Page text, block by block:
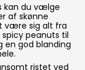
kan du vælge
af skønne
være sig alt fra
peanuts til
en god blanding
ristet ved